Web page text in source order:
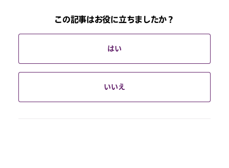
この記事はお役に立ちましたか？
はい
いいえ